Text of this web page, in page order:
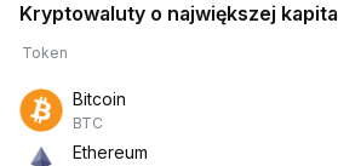
Kryptowaluty o największej
Token
Bitcoin
BTC
Ethereum